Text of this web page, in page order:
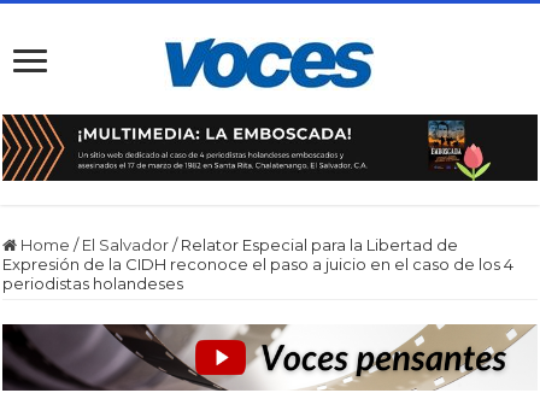
Home / El Salvador / Relator Especial para la Libertad de
Expresión de la CIDH reconoce el paso a juicio en el caso de los 4
periodistas holandeses